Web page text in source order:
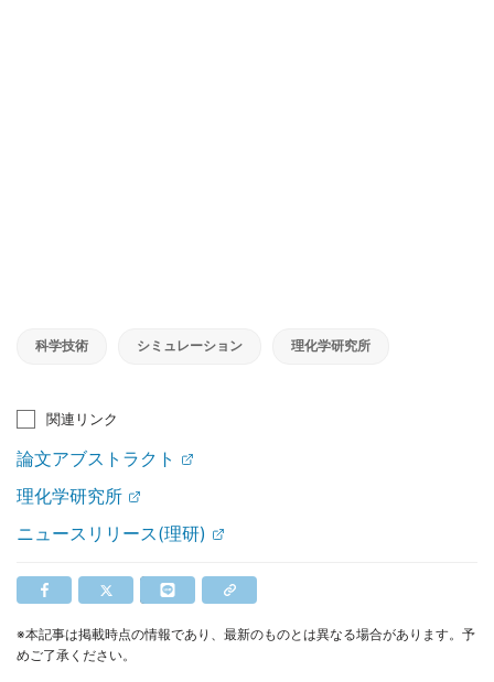
科学技術 シミュレーション 理化学研究所
関連リンク
論文アブストラクト
理化学研究所
ニュースリリース(理研)
※本記事は掲載時点の情報であり、最新のものとは異なる場合があります。予
めご了承ください。